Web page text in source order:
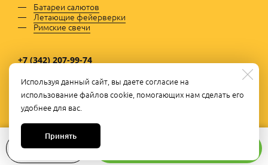
1
Используя данный сайт, вы даете согласие на
использование файлов cookie, помогающих нам сделать его
удобнее для вас.
Принять
Батареи салютов
Летающие фейерверки
Римские свечи
+7 (342) 207-99-74
c 8 до 18:00; Сб с 9 до 16; Вс - выходной
+7 (922) 35-666-13
c 8 до 21:00 без выходных
Andronov2004@mail.ru